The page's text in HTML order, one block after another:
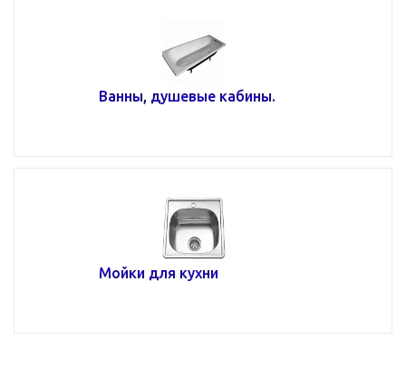
Ванны, душевые кабины.
Мойки для кухни